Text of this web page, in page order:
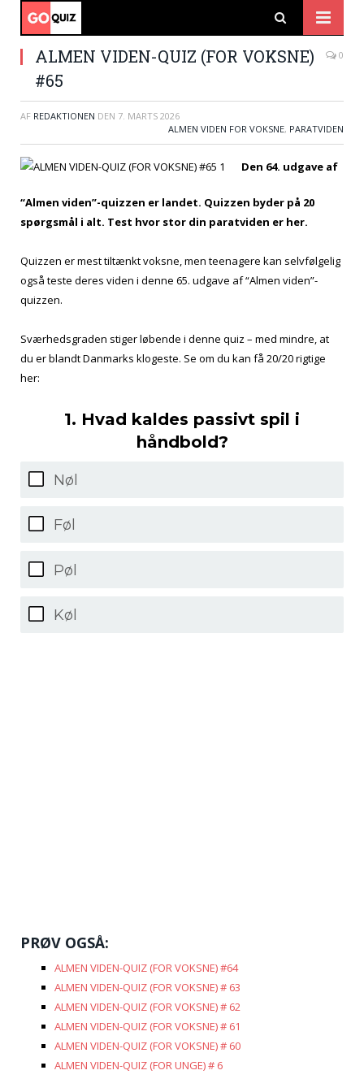
ALMEN VIDEN-QUIZ (FOR VOKSNE)
#65
0
AF REDAKTIONEN DEN 7. MARTS 2026
ALMEN VIDEN FOR VOKSNE, PARATVIDEN
Den 64. udgave af
“Almen viden”-quizzen er landet. Quizzen byder på 20
spørgsmål i alt. Test hvor stor din paratviden er her.
Quizzen er mest tiltænkt voksne, men teenagere kan selvfølgelig
også teste deres viden i denne 65. udgave af “Almen viden”-
quizzen.
Sværhedsgraden stiger løbende i denne quiz – med mindre, at
du er blandt Danmarks klogeste. Se om du kan få 20/20 rigtige
her:
1. Hvad kaldes passivt spil i
håndbold?
Nøl
Føl
Pøl
Køl
PRØV OGSÅ:
ALMEN VIDEN-QUIZ (FOR VOKSNE) #64
ALMEN VIDEN-QUIZ (FOR VOKSNE) # 63
ALMEN VIDEN-QUIZ (FOR VOKSNE) # 62
ALMEN VIDEN-QUIZ (FOR VOKSNE) # 61
ALMEN VIDEN-QUIZ (FOR VOKSNE) # 60
ALMEN VIDEN-QUIZ (FOR UNGE) # 6